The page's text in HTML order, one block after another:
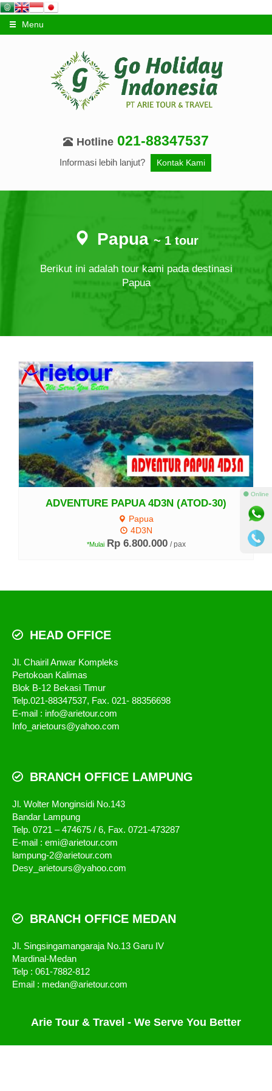
Menu
Hotline 021-88347537
Informasi lebih lanjut? Kontak Kami
Papua ~ 1 tour
Berikut ini adalah tour kami pada destinasi
Papua
Lihat Detail
ADVENTURE PAPUA 4D3N (ATOD-30)
Papua
4D3N
*Mulai Rp 6.800.000 / pax
HEAD OFFICE
Jl. Chairil Anwar Kompleks
Pertokoan Kalimas
Blok B-12 Bekasi Timur
Telp.021-88347537, Fax. 021- 88356698
E-mail : info@arietour.com
Info_arietours@yahoo.com
BRANCH OFFICE LAMPUNG
Jl. Wolter Monginsidi No.143
Bandar Lampung
Telp. 0721 – 474675 / 6, Fax. 0721-473287
E-mail : emi@arietour.com
lampung-2@arietour.com
Desy_arietours@yahoo.com
BRANCH OFFICE MEDAN
Jl. Singsingamangaraja No.13 Garu IV
Mardinal-Medan
Telp : 061-7882-812
Email : medan@arietour.com
Arie Tour & Travel - We Serve You Better
⚫ Online